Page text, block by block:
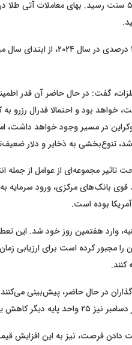
گفت: در حال حاضر آن قدر
رند بزرگ بعدی که ۵۰۰۰ است، خواهد بود و
در مسیر وجود خواهد
تنوع‌بخشی به ذخایر و دلار
تاثیر مجموعه‌ای از عوامل از
بانک‌های مرکزی، ورود سرمایه
بوده است.
وارد هفتمین روز خود شد. این
را مجبور کرده است برای ارزیابی
کنند.
در حال حاضر، پیش‌بینی
دادن فرصت، نیز به این افزایش